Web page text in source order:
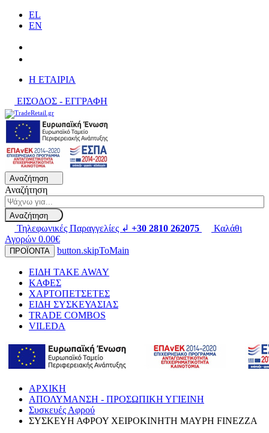
EL
EN
H ΕΤΑΙΡΙΑ
ΕΙΣΟΔΟΣ - ΕΓΓΡΑΦΗ
Αναζήτηση
Αναζήτηση
Αναζήτηση
Τηλεφωνικές Παραγγελίες ↲ +30 2810 262075
Καλάθι
Αγορών 0.00€
ΠΡΟΪΟΝΤΑ button.skipToMain
ΕΙΔΗ TAKE AWAY
ΚΑΦΕΣ
ΧΑΡΤΟΠΕΤΣΕΤΕΣ
ΕΙΔΗ ΣΥΣΚΕΥΑΣΙΑΣ
TRADE COMBOS
VILEDA
ΑΡΧΙΚΗ
ΑΠΟΛΥΜΑΝΣΗ - ΠΡΟΣΩΠΙΚΗ ΥΓΙΕΙΝΗ
Συσκευές Αφρού
ΣΥΣΚΕΥΗ ΑΦΡΟΥ ΧΕΙΡΟΚΙΝΗΤΗ ΜΑΥΡΗ FINEZZA